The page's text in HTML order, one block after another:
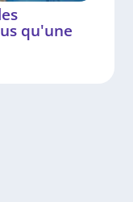
qu'une